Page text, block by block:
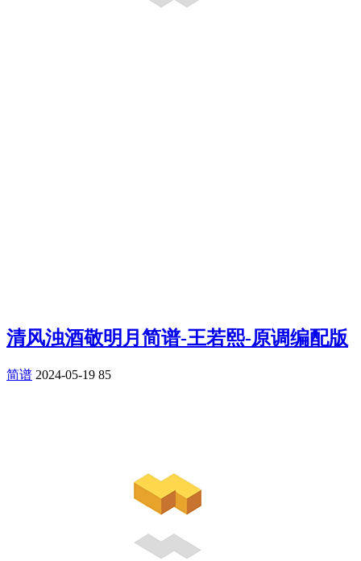
清风浊酒敬明月简谱-王若熙-原调编配版
简谱 2024-05-19 85